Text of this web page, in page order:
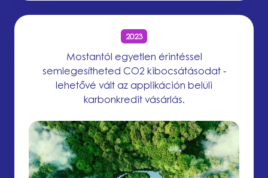
2023
Mostantól egyetlen érintéssel
semlegesítheted CO2 kibocsátásodat -
lehetővé vált az applikáción belüli
karbonkredit vásárlás.